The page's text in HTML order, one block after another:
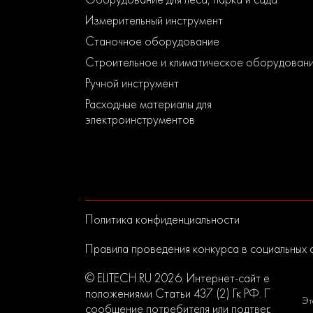
Измерительный инструмент
Станочное оборудование
Строительное и климатическое
Ручной инструмент
Расходные материалы для
электроинструментов
Политика конфиденциальности
Правила проведения конкурса в социальных
© ELITECH.RU 2026. Интернет-сайт
положениями Статьи 437 (2) Гк РФ.
сообщение потребителя или